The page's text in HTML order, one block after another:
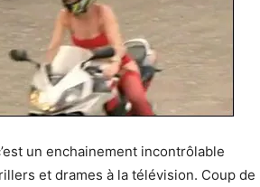
un enchainement incontrôlable
et drames à la télévision. Coup de